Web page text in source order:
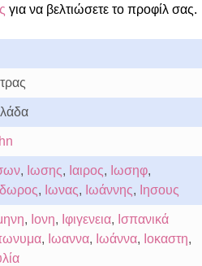
για να βελτιώσετε το προφίλ σας.
, Ιωσης, Ιαιρος, Ιωσηφ,
, Ιωνας, Ιωάννης, Ιησους
, Ιονη, Ιφιγενεια, Ισπανικά
, Ιωαννα, Ιωάννα, Ιοκαστη,